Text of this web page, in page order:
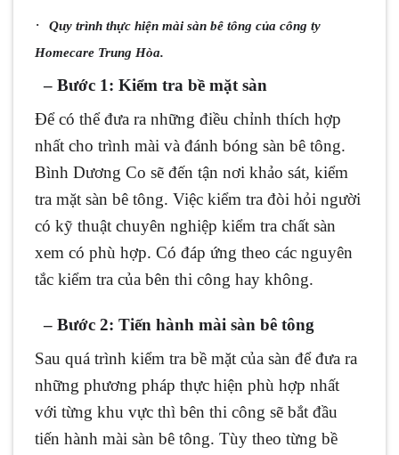
·
Quy trình thực hiện mài sàn bê tông của công ty
Homecare Trung Hòa.
– Bước 1: Kiểm tra bề mặt sàn
Để có thể đưa ra những điều chỉnh thích hợp
nhất cho trình mài và đánh bóng sàn bê tông.
Bình Dương Co sẽ đến tận nơi khảo sát, kiểm
tra mặt sàn bê tông. Việc kiểm tra đòi hỏi người
có kỹ thuật chuyên nghiệp kiểm tra chất sàn
xem có phù hợp. Có đáp ứng theo các nguyên
tắc kiểm tra của bên thi công hay không.
– Bước 2: Tiến hành mài sàn bê tông
Sau quá trình kiểm tra bề mặt của sàn để đưa ra
những phương pháp thực hiện phù hợp nhất
với từng khu vực thì bên thi công sẽ bắt đầu
tiến hành mài sàn bê tông. Tùy theo từng bề